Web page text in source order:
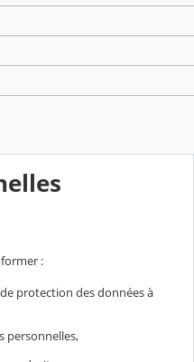
:
protection des données à
personnelles,